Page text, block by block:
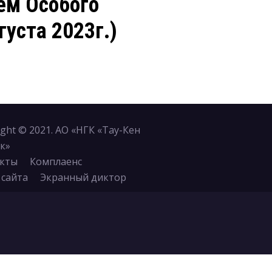
2023г.)
© 2021. АО «НГК «Тау-Кен
Комплаенс
Экранный диктор